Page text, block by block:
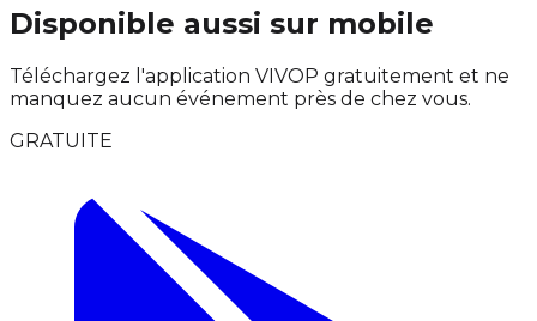
Disponible aussi sur mobile
Téléchargez l'application VIVOP gratuitement et ne
manquez aucun événement près de chez vous.
GRATUITE